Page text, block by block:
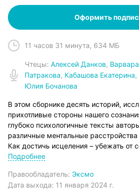
Оформить
11 часов 31 минута, 634 МБ
Чтецы: Алексей Данков,
Патракова, Кабашова Екатерина,
Юлия Бочанова
В этом сборнике десять историй,
прихотливые стороны нашего
глубоко психологичные тексты
различные ментальные
Как достичь исцеления – убежать от
лицо своим призракам? На этот
Дессе, Ирина Костарева, Диана
Макаревская, Оля Птицева, Екатерина
Подробнее
Правообладатель: Эксмо
Дата выхода: 11 января 2024 г.